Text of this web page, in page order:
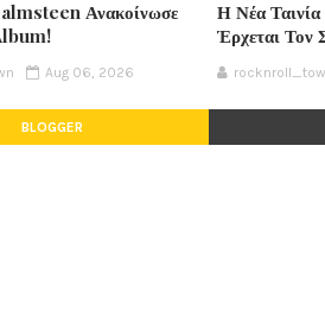
Ανακοίνωσε
Aug 06, 2026
Η Νέα
Έρχεται Τον
BLOGGER